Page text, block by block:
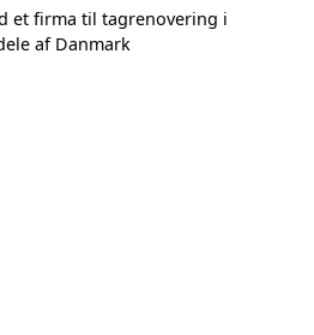
et firma til tagrenovering i
af Danmark